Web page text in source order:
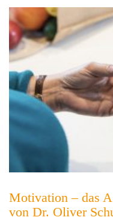
Motivation – das
von Dr. Oliver